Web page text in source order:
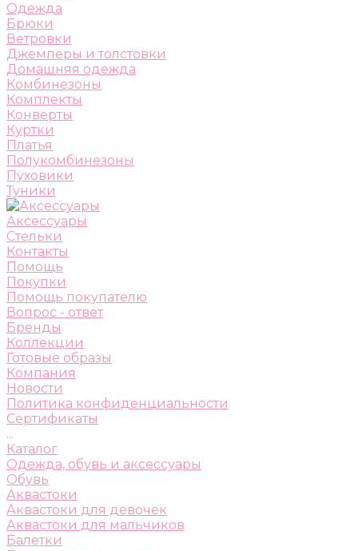
Одежда
Брюки
Ветровки
Джемперы и толстовки
Домашняя одежда
Комбинезоны
Комплекты
Конверты
Куртки
Платья
Полукомбинезоны
Пуховики
Туники
Аксессуары
Стельки
Контакты
Помощь
Покупки
Помощь покупателю
Вопрос - ответ
Бренды
Коллекции
Готовые образы
Компания
Новости
Политика конфиденциальности
Сертификаты
...
Каталог
Одежда, обувь и аксессуары
Обувь
Аквастоки
Аквастоки для девочек
Аквастоки для мальчиков
Балетки